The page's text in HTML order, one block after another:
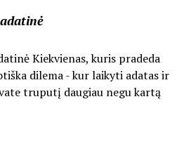
Kiekvienas, kuris pradeda
dilema - kur laikyti adatas ir
truputį daugiau negu kartą